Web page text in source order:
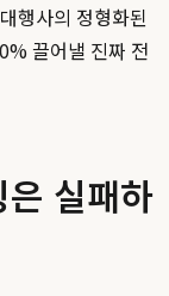
행사의 정형화된
끌어낼 진짜 전
실패하